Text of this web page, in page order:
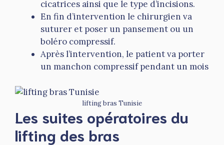
cicatrices ainsi que le type d’incisions.
En fin d’intervention le chirurgien va
suturer et poser un pansement ou un
boléro compressif.
Après l’intervention, le patient va porter
un manchon compressif pendant un mois
lifting bras Tunisie
Les suites opératoires du
lifting des bras